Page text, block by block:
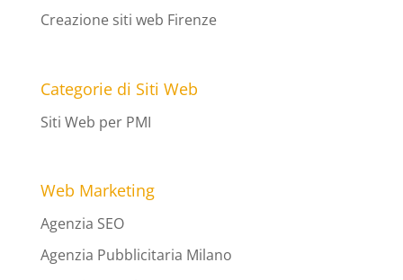
Creazione siti web Firenze
Categorie di Siti Web
Siti Web per PMI
Web Marketing
Agenzia SEO
Agenzia Pubblicitaria Milano